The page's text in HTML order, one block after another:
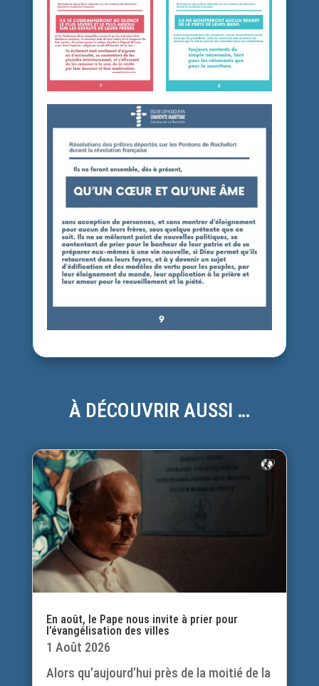
À DÉCOUVRIR AUSSI …
En août, le Pape nous invite à prier pour
l’évangélisation des villes
1 Août 2026
Alors qu’aujourd’hui près de la moitié de la